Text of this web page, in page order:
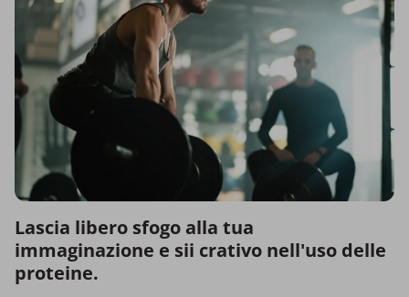
Lascia libero sfogo alla tua
immaginazione e sii crativo nell'uso delle
proteine.